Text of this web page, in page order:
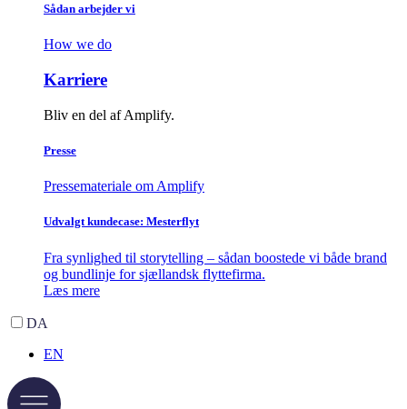
Sådan arbejder vi
How we do
Karriere
Bliv en del af Amplify.
Presse
Pressemateriale om Amplify
Udvalgt kundecase: Mesterflyt
Fra synlighed til storytelling – sådan boostede vi både brand
og bundlinje for sjællandsk flyttefirma.
Læs mere
DA
EN